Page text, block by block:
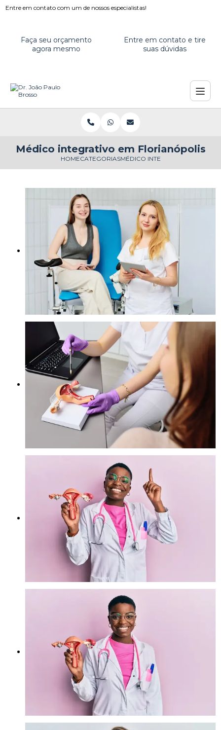
Entre em contato com um de nossos especialistas!
Faça seu orçamento
agora mesmo
Entre em contato e tire
suas dúvidas
HOMECATEGORIASMÉDICO INTEGRATIVO EM
Médico integrativo em Florianópolis